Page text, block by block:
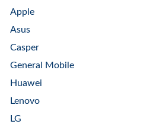
Apple
Asus
Casper
General Mobile
Huawei
Lenovo
LG